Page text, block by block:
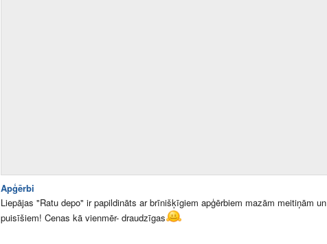
Apģērbi
Liepājas "Ratu depo" ir papildināts ar brīnišķīgiem apģērbiem mazām meitiņām un
puisīšiem! Cenas kā vienmēr- draudzīgas